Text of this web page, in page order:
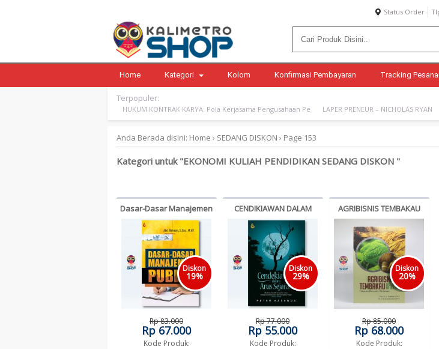
Status Order
Home Kategori Kolom Konfirmasi Pembayaran Tracking
Terpopuler:
HUKUM KONTRAK KARYA: Pola Kerjasama Pengusahaan Pe LAPER PRENEUR – NICHOLAS RYAN
Anda Berada disini: Home › SEDANG DISKON › Page 153
Kategori untuk "EKONOMI KULIAH PENDIDIKAN SEDANG DISKON "
Dasar-Dasar Manajemen
Publik
Diskon
19%
Rp 83.000
Rp 67.000
Kode Produk:
CENDIKIAWAN DALAM
ARUS SEJARAH
Diskon
29%
Rp 77.000
Rp 55.000
Kode Produk:
AGRIBISNIS TEMBAKAU
Diskon
20%
Rp 85.000
Rp 68.000
Kode Produk: